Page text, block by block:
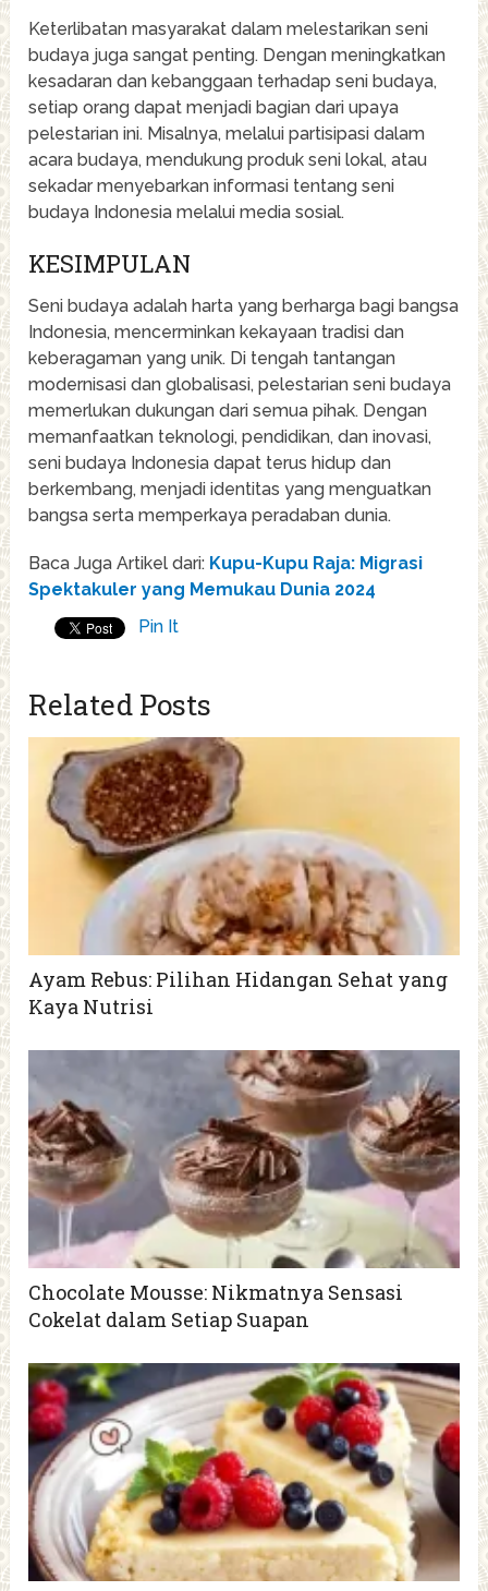
Keterlibatan masyarakat dalam melestarikan seni
budaya juga sangat penting. Dengan meningkatkan
kesadaran dan kebanggaan terhadap seni budaya,
setiap orang dapat menjadi bagian dari upaya
pelestarian ini. Misalnya, melalui partisipasi dalam
acara budaya, mendukung produk seni lokal, atau
sekadar menyebarkan informasi tentang seni
budaya Indonesia melalui media sosial.
KESIMPULAN
Seni budaya adalah harta yang berharga bagi bangsa
Indonesia, mencerminkan kekayaan tradisi dan
keberagaman yang unik. Di tengah tantangan
modernisasi dan globalisasi, pelestarian seni budaya
memerlukan dukungan dari semua pihak. Dengan
memanfaatkan teknologi, pendidikan, dan inovasi,
seni budaya Indonesia dapat terus hidup dan
berkembang, menjadi identitas yang menguatkan
bangsa serta memperkaya peradaban dunia.
Baca Juga Artikel dari: Kupu-Kupu Raja: Migrasi
Spektakuler yang Memukau Dunia 2024
Pin It
Related Posts
Ayam Rebus: Pilihan Hidangan Sehat yang
Kaya Nutrisi
Chocolate Mousse: Nikmatnya Sensasi
Cokelat dalam Setiap Suapan